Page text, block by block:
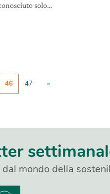
solo
46 47 »
mondo della